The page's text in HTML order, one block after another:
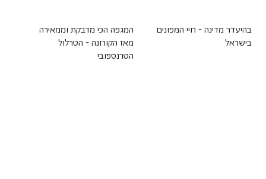
בהיעדר מדינה - חיי המפונים
בישראל
המגפה הכי מדבקת וממאירה
מאז הקורונה - הטרלול
הטרנספובי